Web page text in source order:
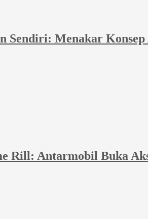
Sendiri: Menakar
Rill: Antarmobil Buka